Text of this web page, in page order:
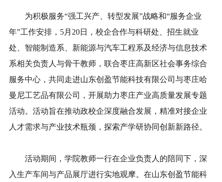
为积极服务“强工兴产 转型发展”战略和“服务企业
年”工作安排 ， 5月20日， 校企合作与科研处、招生就业
处、智能制造系、新能源与汽车工程系及经济与信息技术
系相关负责人与骨干教师，联合枣庄高新区社会事务综合
服务中心，共同走进山东创盈节能科技有限公司与枣庄哈
曼尼工艺品有限公司，开展助力枣庄产业高质量发展专题
活动。活动旨在推动政校企深度融合发展，精准对接企业
人才需求与产业技术瓶颈，探索产学研协同创新新路径。
活动期间，学院教师一行在企业负责人的陪同下，深
入生产车间与产品展厅进行实地观摩。在山东创盈节能科